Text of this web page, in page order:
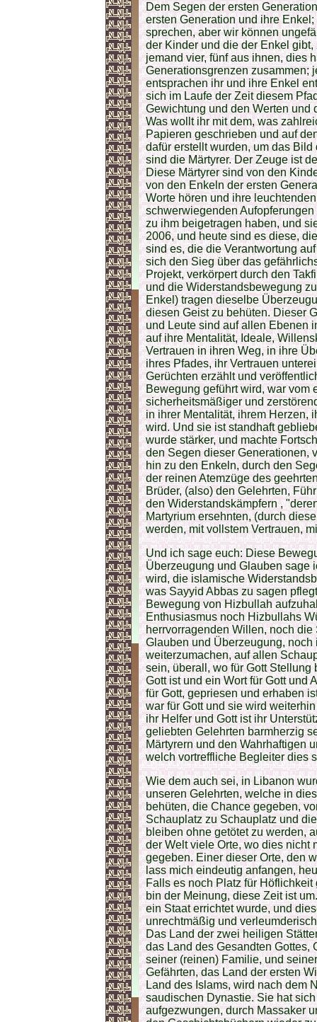
Dem Segen der ersten
ersten Generation und ihre
sprechen, aber wir können
der Kinder und die der Enkel
jemand vier, fünf aus ihnen, dies
Generationsgrenzen zusammen;
entsprachen ihr und ihre Enkel
sich im Laufe der Zeit diesem
Gewichtung und den Werten und
Was wollt ihr mit dem, was
Papieren geschrieben und auf
dafür erstellt wurden, um das
sind die Märtyrer. Der Zeuge ist
Diese Märtyrer sind von den
von den Enkeln der ersten
Worte hören und ihre
schwerwiegenden
zu ihm beigetragen haben, und
2006, und heute sind es diese,
sind es, die die Verantwortung
sich den Sieg über das
Projekt, verkörpert durch den
und die Widerstandsbewegung
Enkel) tragen dieselbe
diesen Geist zu behüten. Dieser
und Leute sind auf allen Ebenen
auf ihre Mentalität, Ideale,
Vertrauen in ihren Weg, in ihre
ihres Pfades, ihr Vertrauen
Gerüchten erzählt und
Bewegung geführt wird, war vom
sicherheitsmäßiger und
in ihrer Mentalität, ihrem Herzen,
wird. Und sie ist standhaft
wurde stärker, und machte
den Segen dieser Generationen,
hin zu den Enkeln, durch den
der reinen Atemzüge des
Brüder, (also) den Gelehrten,
den Widerstandskämpfern ,
Martyrium ersehnten, (durch
werden, mit vollstem Vertrauen,
Und ich sage euch: Diese
Überzeugung und Glauben sage
wird, die islamische
was Sayyid Abbas zu sagen
Bewegung von Hizbullah
Enthusiasmus noch Hizbullahs
herrvorragenden Willen, noch
Glauben und Überzeugung,
weiterzumachen, auf allen
sein, überall, wo für Gott
Gott ist und ein Wort für Gott und
für Gott, gepriesen und erhaben
war für Gott und sie wird
ihr Helfer und Gott ist ihr
geliebten Gelehrten barmherzig
Märtyrern und den Wahrhaftigen
welch vortreffliche Begleiter dies
Wie dem auch sei, in Libanon
unseren Gelehrten, welche in
behüten, die Chance gegeben,
Schauplatz zu Schauplatz und
bleiben ohne getötet zu werden,
der Welt viele Orte, wo dies nicht
gegeben. Einer dieser Orte, den
lass mich eindeutig anfangen,
Falls es noch Platz für
bin der Meinung, diese Zeit ist
ein Staat errichtet wurde, und
unrechtmäßig und
Das Land der zwei heiligen
das Land des Gesandten Gottes,
seiner (reinen) Familie, und
Gefährten, das Land der ersten
Land des Islams, wird nach dem
saudischen Dynastie. Sie hat
aufgezwungen, durch Massaker